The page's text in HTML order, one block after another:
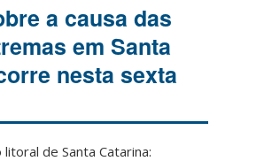
a causa das
em Santa
nesta sexta
litoral de Santa Catarina: